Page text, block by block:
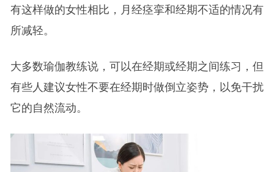
有这样做的女性相比，月经痉挛和经期不适的情况有
所减轻。
大多数瑜伽教练说，可以在经期或经期之间练习，但
有些人建议女性不要在经期时做倒立姿势，以免干扰
它的自然流动。